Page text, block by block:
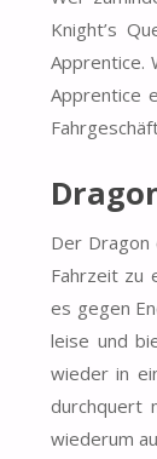
Knight’s
Apprentice.
Apprentice
Der Dragon
Fahrzeit zu
es gegen
leise und
wieder in
durchquert
wiederum